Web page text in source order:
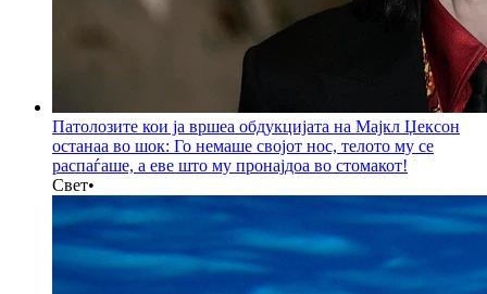
Патолозите кои ја вршеа обдукцијата на Мајкл Џексон
останаа во шок: Го немаше својот нос, телото му се
распаѓаше, а еве што му пронајдоа во стомакот!
Свет•